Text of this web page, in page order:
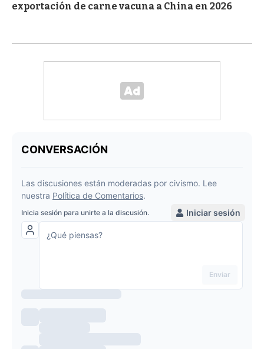
exportación de carne vacuna a China en 2026